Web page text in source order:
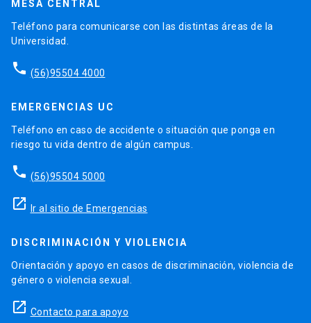
MESA CENTRAL
Teléfono para comunicarse con las distintas áreas de la
Universidad.
phone (56)95504 4000
EMERGENCIAS UC
Teléfono en caso de accidente o situación que ponga en
riesgo tu vida dentro de algún campus.
phone (56)95504 5000
launch Ir al sitio de Emergencias
DISCRIMINACIÓN Y VIOLENCIA
Orientación y apoyo en casos de discriminación, violencia de
género o violencia sexual.
launch Contacto para apoyo